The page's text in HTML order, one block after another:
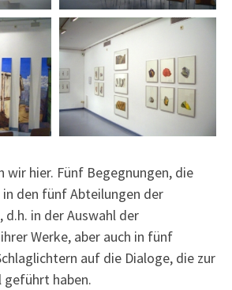
wir hier. Fünf Begegnungen, die
den fünf Abteilungen der
in der Auswahl der
Werke, aber auch in fünf
auf die Dialoge, die zur
geführt haben.